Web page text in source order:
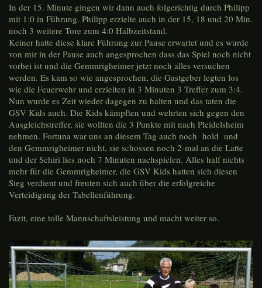
In der 15. Minute gingen wir dann auch folgerichtig durch Philipp
mit 1:0 in Führung. Philipp erzielte auch in der 15, 18 und 20 Min.
noch 3 weitere Tore zum 4:0 Halbzeitstand.
Keiner hatte diese klare Führung zur Pause erwartet und es wurde
von mir in der Pause auch angesprochen dass das Spiel noch nicht
vorbei ist und die Gemmrigheimer jetzt noch alles versuchen
werden. Es kam so wie angesprochen, die Gastgeber legten los
wie die Feuerwehr und erzielten in 3 Minuten 3 Treffer zum 3:4.
Nun wurde es Zeit wieder dagegen zu halten und das taten die
GSV Kids auch. Die Kids kämpften und wehrten sich gegen den
Ausgleichstreffer, sie wollten die 3 Punkte mit nach Pleidelsheim
nehmen. Fortuna war uns an diesem Tag auch noch hold und
den Gemmrigheimer nicht, sie schossen noch 2-mal an die Latte
und der Schiri lies noch 7 Minuten nachspielen. Alles half nichts
mehr für die Gemmrigheimer, die GSV Kids hatten sich diesen
Sieg verdient und freuten sich auch über die erfolgreiche
Verteidigung der Tabellenführung.
Fazit, eine tolle Mannschaftsleistung und macht weiter so.